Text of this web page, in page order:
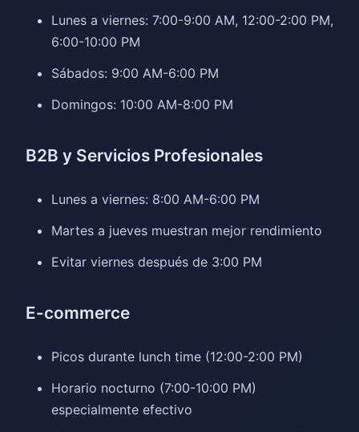
Lunes a viernes: 7:00-9:00 AM, 12:00-2:00 PM,
6:00-10:00 PM
Sábados: 9:00 AM-6:00 PM
Domingos: 10:00 AM-8:00 PM
B2B y Servicios Profesionales
Lunes a viernes: 8:00 AM-6:00 PM
Martes a jueves muestran mejor rendimiento
Evitar viernes después de 3:00 PM
E-commerce
Picos durante lunch time (12:00-2:00 PM)
Horario nocturno (7:00-10:00 PM)
especialmente efectivo